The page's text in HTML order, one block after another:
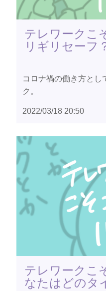
テレワークこ
リギリセーフ
コロナ禍の働き方とし
ク。
2022/03/18 20:50
テレワークこ
なたはどのタ